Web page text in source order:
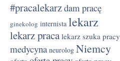
#pracalekarzdam pracę
ginekolog internista lekarz
lekarz praca lekarz szuka pracy
medycyna neurolog Niemcy